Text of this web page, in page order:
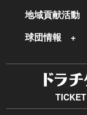
地域貢献活動
球団情報
TICKET